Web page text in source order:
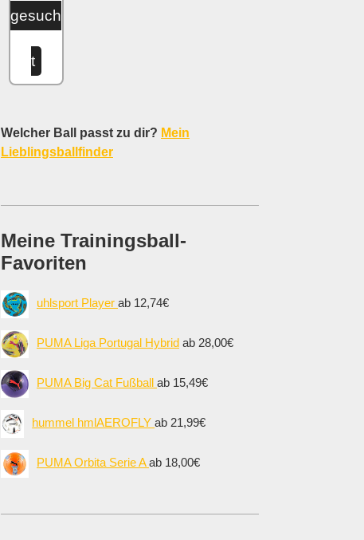
gesuch
t
Welcher Ball passt zu dir? Mein
Lieblingsballfinder
Meine Trainingsball-
Favoriten
uhlsport Player ab 12,74€
PUMA Liga Portugal Hybrid ab 28,00€
PUMA Big Cat Fußball ab 15,49€
hummel hmlAEROFLYab 21,99€
PUMA Orbita Serie Aab 18,00€